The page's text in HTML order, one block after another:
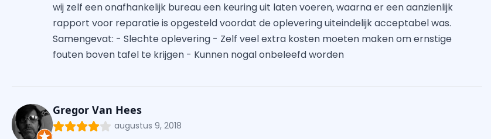
wij zelf een onafhankelijk bureau een keuring uit laten voeren, waarna er een aanzienlijk
rapport voor reparatie is opgesteld voordat de oplevering uiteindelijk acceptabel was.
Samengevat: - Slechte oplevering - Zelf veel extra kosten moeten maken om ernstige
fouten boven tafel te krijgen - Kunnen nogal onbeleefd worden
Gregor Van Hees
augustus 9, 2018